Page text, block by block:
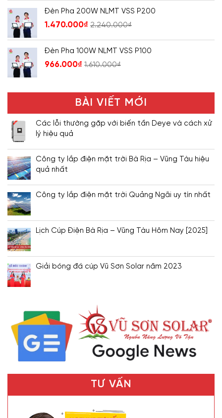
Đèn Pha 200W NLMT VSS P200
1.470.000₫ 2.240.000₫
Đèn Pha 100W NLMT VSS P100
966.000₫ 1.610.000₫
BÀI VIẾT MỚI
Các lỗi thường gặp với biến tần Deye và cách xử
lý hiệu quả
Công ty lắp điện mặt trời Bà Rịa – Vũng Tàu hiệu
quả nhất
Công ty lắp điện mặt trời Quảng Ngãi uy tín nhất
Lịch Cúp Điện Bà Rịa – Vũng Tàu Hôm Nay [2025]
Giải bóng đá cúp Vũ Sơn Solar năm 2023
TƯ VẤN